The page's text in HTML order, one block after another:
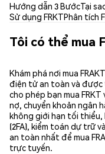
Hướng dẫn 3 BướcTại
Sử dụng FRKTPhân tích
Tôi có thể mua
Khám phá nơi mua
điện tử an toàn và được
cho phép bạn mua
nợ, chuyển khoản ngân
không giới hạn tối thiểu,
(2FA), kiểm toán dự trữ
an toàn nhất để mua
trực tuyến.